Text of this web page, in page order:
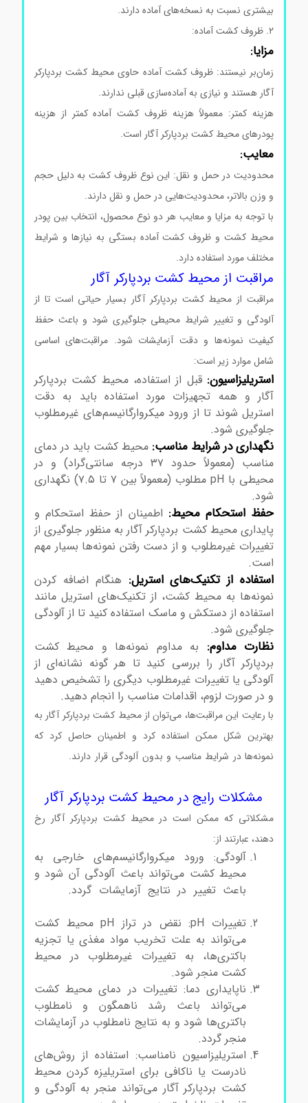
بیشتری نسبت به نسخه‌های آماده دارند.
محیط کشت بردپارکرآگار کد105406
مزایا:
زمان‌بر نیستند: ظروف کشت آماده حاوی محیط کشت بردپارکر
آگار هستند و نیازی به آماده‌سازی قبلی ندارند.
هزینه کمتر: معمولاً هزینه ظروف کشت آماده کمتر از هزینه
پودرهای محیط کشت بردپارکر آگار است.
معایب:
محدودیت در حمل و نقل: این نوع ظروف کشت به دلیل حجم
و وزن بالاتر، محدودیت‌هایی در حمل و نقل دارند.
با توجه به مزایا و معایب هر دو نوع محصول، انتخاب بین پودر
محیط کشت و ظروف کشت آماده بستگی به نیازها و شرایط
مختلف مورد استفاده دارد.مح یط کشت بردپارکرآگار کد105406
مراقبت از محیط کشت بردپارکر آگار
مراقبت از محیط کشت بردپارکر آگار بسیار حیاتی است تا از
آلودگی و تغییر شرایط محیطی جلوگیری شود و باعث حفظ
کیفیت نمونه‌ها و دقت آزمایشات شود. مراقبت‌های اساسی
شامل موارد زیر است:محیط کشت بردپارکرآگار کد105406
استریلیزاسیون:قبل از استفاده، محیط کشت بردپارکر
آگار و همه تجهیزات مورد استفاده باید به دقت
استریل شوند تا از ورود میکروارگانیسم‌های غیرمطلوب
جلوگیری شود.محیط کشت بردپارکرآگار کد105406
نگهداری در شرایط مناسب:محیط کشت باید در دمای
مناسب (معمولاً حدود ۳۷ درجه سانتی‌گراد) و در
محیطی با pH مطلوب (معمولاً بین ۷ تا ۷.۵) نگهداری
شود.محیط کشت بردپارکرآگار کد105406
حفظ استحکام محیط:اطمینان از حفظ استحکام و
پایداری محیط کشت بردپارکر آگار به منظور جلوگیری از
تغییرات غیرمطلوب و از دست رفتن نمونه‌ها بسیار مهم
است.محیط کشت بردپارکرآگار کد105406
استفاده از تکنیک‌های استریل:هنگام اضافه کردن
نمونه‌ها به محیط کشت، از تکنیک‌های استریل مانند
استفاده از دستکش و ماسک استفاده کنید تا از آلودگی
جلوگیری شود.محیط کشت بردپارکرآگار کد105406
نظارت مداوم:به مداوم نمونه‌ها و محیط کشت
بردپارکر آگار را بررسی کنید تا هر گونه نشانه‌ای از
آلودگی یا تغییرات غیرمطلوب دیگری را تشخیص دهید
و در صورت لزوم، اقدامات مناسب را انجام دهید.
با رعایت این مراقبت‌ها، می‌توان از محیط کشت بردپارکر آگار به
بهترین شکل ممکن استفاده کرد و اطمینان حاصل کرد که
نمونه‌ها در شرایط مناسب و بدون آلودگی قرار دارند.محی ط
مشکلات رایج در محیط کشت بردپارکر آگار
مشکلاتی که ممکن است در محیط کشت بردپارکر آگار رخ
دهند، عبارتند از: محیط کشت بردپارکرآگار کد105406
آلودگی: ورود میکروارگانیسم‌های خارجی به
محیط کشت می‌تواند باعث آلودگی آن شود و
باعث تغییر در نتایج آزمایشات گردد.محیط
تغییرات pH: نقض در تراز pH محیط کشت
می‌تواند به علت تخریب مواد مغذی یا تجزیه
باکتری‌ها، به تغییرات غیرمطلوب در محیط
کشت منجر شود.
ناپایداری دما: تغییرات در دمای محیط کشت
می‌تواند باعث رشد ناهمگون و نامطلوب
باکتری‌ها شود و به نتایج نامطلوب در آزمایشات
منجر گردد.
استریلیزاسیون نامناسب: استفاده از روش‌های
نادرست یا ناکافی برای استریلیزه کردن محیط
کشت بردپارکر آگار می‌تواند منجر به آلودگی و